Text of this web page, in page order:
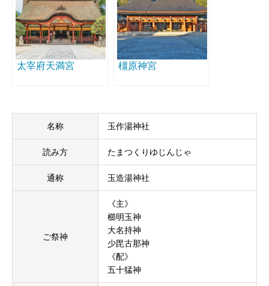
太宰府天満宮 橿原神宮
名称 玉作湯神社
読み方 たまつくりゆじんじゃ
通称 玉造湯神社
ご祭神
《主》
櫛明玉神
大名持神
少毘古那神
《配》
五十猛神